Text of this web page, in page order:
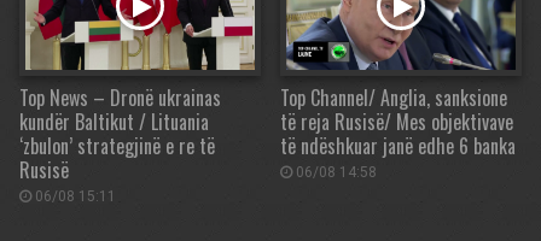
Top News – Dronë ukrainas
kundër Baltikut / Lituania
‘zbulon’ strategjinë e re të
Rusisë
06/08 15:11
Top Channel/ Anglia, sanksione
të reja Rusisë/ Mes objektivave
të ndëshkuar janë edhe 6 banka
06/08 14:58